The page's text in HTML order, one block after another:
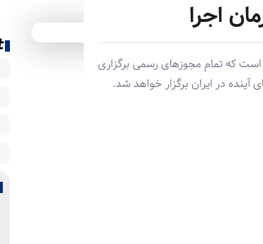
اجرا
که تمام مجوزهای رسمی برگزاری
در ایران برگزار خواهد شد.